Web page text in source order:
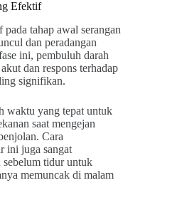
Efektif
tahap awal serangan
dan peradangan
ini, pembuluh darah
dan respons terhadap
signifikan.
waktu yang tepat untuk
saat mengejan
Cara
ini juga sangat
sebelum tidur untuk
memuncak di malam